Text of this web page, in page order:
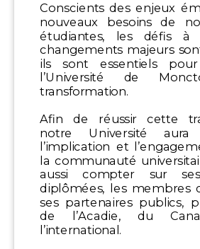
Conscients des enjeux
nouveaux besoins de
étudiantes, les défis à
changements majeurs
ils sont essentiels
l’Université de
transformation.
Afin de réussir cette
notre Université
l’implication et
la communauté
aussi compter sur
diplômées, les membres
ses partenaires publics,
de l’Acadie, du
l’international.